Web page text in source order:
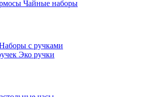
Чайные наборы
с ручками
Эко ручки